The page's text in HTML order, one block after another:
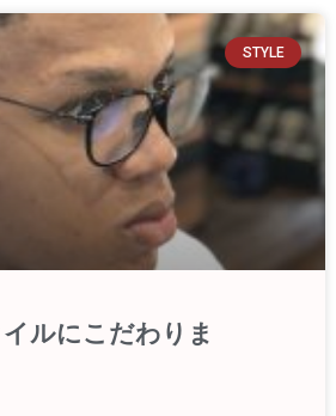
STYLE
ルにこだわりま